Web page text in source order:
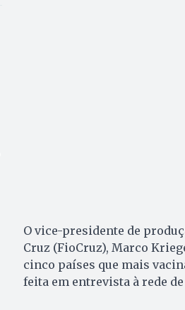
O vice-presidente de
Cruz (FioCruz), Marco
cinco países que mais
feita em entrevista à rede